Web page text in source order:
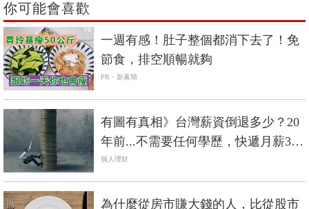
你可能會喜歡
PR
一週有感！肚子整個都消下去了！免
節食，排空順暢就夠
PR・新素簡
有圖有真相》台灣薪資倒退多少？20
年前...不需要任何學歷，快遞月薪3萬
5、瓦斯5萬
個人理財
為什麼從房市賺大錢的人，比從股市